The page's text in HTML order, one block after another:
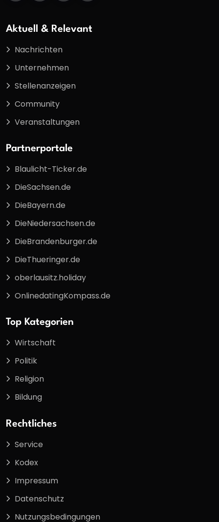
Aktuell & Relevant
Nachrichten
Unternehmen
Stellenanzeigen
Community
Veranstaltungen
Partnerportale
Blaulicht-Ticker.de
DieSachsen.de
DieBayern.de
DieNiedersachsen.de
DieBrandenburger.de
DieThueringer.de
oberlausitz.holiday
OnlinedatingKompass.de
Top Kategorien
Wirtschaft
Politik
Religion
Bildung
Rechtliches
Service
Kodex
Impressum
Datenschutz
Nutzungsbedingungen